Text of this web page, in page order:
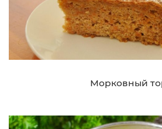
Морковный